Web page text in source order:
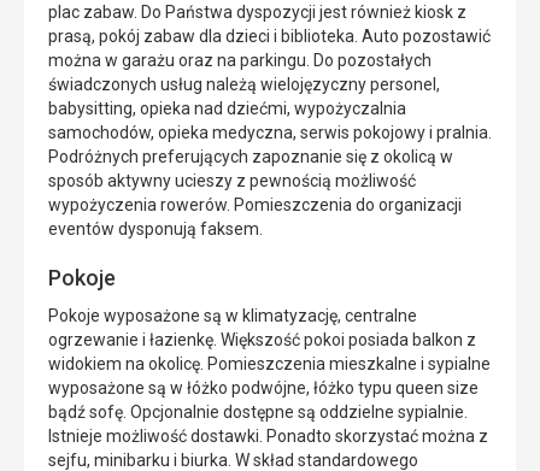
plac zabaw. Do Państwa dyspozycji jest również kiosk z
prasą, pokój zabaw dla dzieci i biblioteka. Auto pozostawić
można w garażu oraz na parkingu. Do pozostałych
świadczonych usług należą wielojęzyczny personel,
babysitting, opieka nad dziećmi, wypożyczalnia
samochodów, opieka medyczna, serwis pokojowy i pralnia.
Podróżnych preferujących zapoznanie się z okolicą w
sposób aktywny ucieszy z pewnością możliwość
wypożyczenia rowerów. Pomieszczenia do organizacji
eventów dysponują faksem.
Pokoje
Pokoje wyposażone są w klimatyzację, centralne
ogrzewanie i łazienkę. Większość pokoi posiada balkon z
widokiem na okolicę. Pomieszczenia mieszkalne i sypialne
wyposażone są w łóżko podwójne, łóżko typu queen size
bądź sofę. Opcjonalnie dostępne są oddzielne sypialnie.
Istnieje możliwość dostawki. Ponadto skorzystać można z
sejfu, minibarku i biurka. W skład standardowego